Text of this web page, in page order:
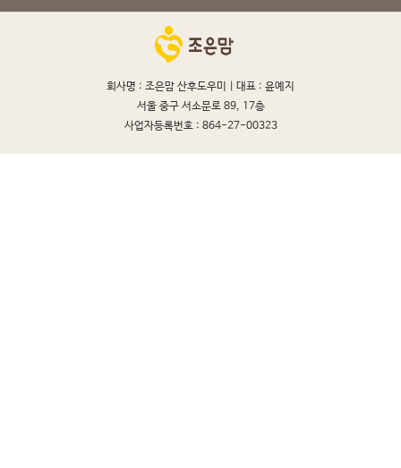
회사명 : 조은맘 산후도우미 | 대표 : 윤예지
서울 중구 서소문로 89, 17층
사업자등록번호 : 864-27-00323